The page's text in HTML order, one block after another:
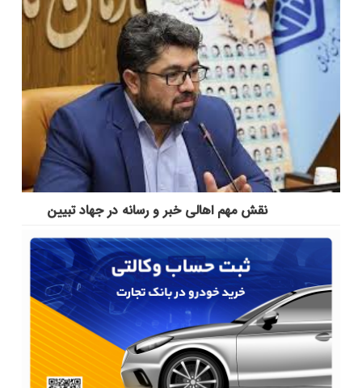
نقش مهم اهالی خبر و رسانه در جهاد تبیین